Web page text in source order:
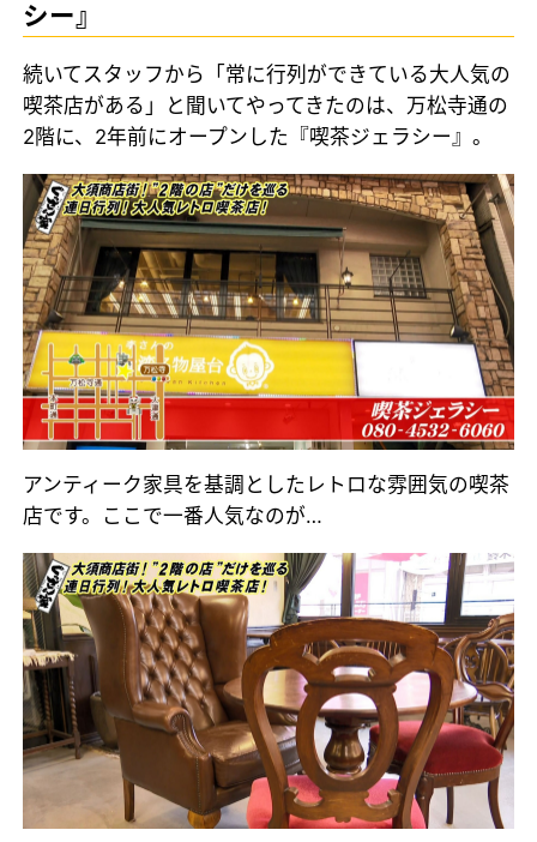
シー』
続いてスタッフから「常に行列ができている大人気の
喫茶店がある」と聞いてやってきたのは、万松寺通の
2階に、2年前にオープンした『喫茶ジェラシー』。
アンティーク家具を基調としたレトロな雰囲気の喫茶
店です。ここで一番人気なのが…